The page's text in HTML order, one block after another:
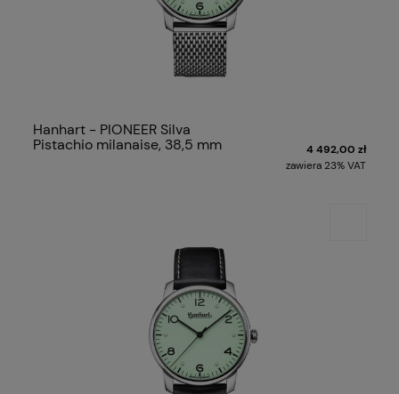
Hanhart - PIONEER Silva
Pistachio milanaise, 38,5 mm
4 492,00 zł
zawiera 23% VAT